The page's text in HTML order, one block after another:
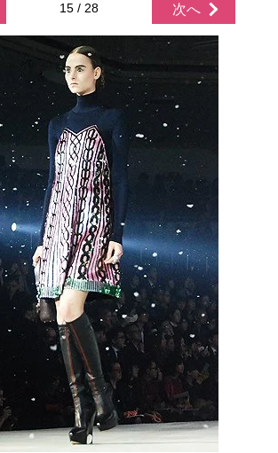
15 / 28 次へ